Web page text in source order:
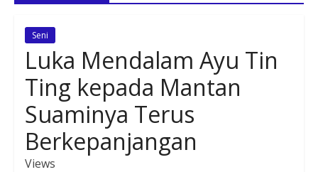
Seni
Luka Mendalam Ayu Tin
Ting kepada Mantan
Suaminya Terus
Berkepanjangan
Views